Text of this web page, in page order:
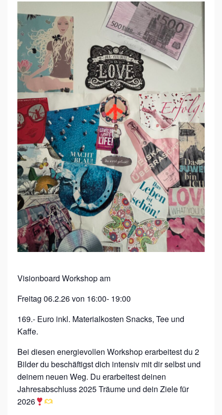
V
I
S
I
O
N
B
O
A
R
D
W
O
R
K
S
H
P
Visionboard Workshop am
Freitag 06.2.26 von 16:00- 19:00
169.- Euro inkl. Materialkosten Snacks, Tee und
Kaffe.
Bei diesen energievollen Workshop erarbeitest du 2
Bilder du beschäftigst dich intensiv mit dir selbst und
deinem neuen Weg. Du erarbeitest deinen
Jahresabschluss 2025 Träume und dein Ziele für
2026